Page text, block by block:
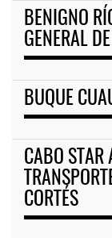
BENIGNO
GENERAL
BUQUE
CABO STAR
CORTÉS